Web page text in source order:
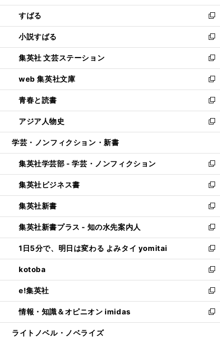
開
く
ウ
で
開
く
ン
ド
ウ
で
開
く
すばる
新
し
い
ウ
ィ
ン
ド
ウ
で
開
く
小説すばる
新
し
い
ウ
ィ
ン
ド
ウ
で
開
集英社 文芸ステーション
新
し
い
ウ
ィ
ン
ド
ウ
開
く
web 集英社文庫
新
し
い
ウ
ィ
ン
ウ
で
開
く
青春と読書
新
し
い
ウ
ン
ド
ウ
で
開
く
アジア人物史
新
し
ウ
ィ
ン
ド
ウ
で
開
く
学芸・ノンフィクション・新書
集英社学芸部 - 学芸・ノンフィクション
新
し
い
ウ
ィ
ン
ド
ウ
で
開
く
集英社ビジネス書
新
し
い
ウ
ィ
ン
ド
ウ
で
開
く
集英社新書
新
し
い
ウ
ィ
ン
ド
ウ
で
開
く
集英社新書プラス - 知の水先案内人
新
し
い
ウ
ィ
ン
ド
ウ
で
開
1日5分で、明日は変わる よみタイ yomitai
新
し
い
ウ
ィ
ン
ド
ウ
kotoba
新
し
い
ウ
ィ
ン
e!集英社
新
し
い
ウ
情報・知識＆オピニオン imidas
新
し
ライトノベル・ノベライズ